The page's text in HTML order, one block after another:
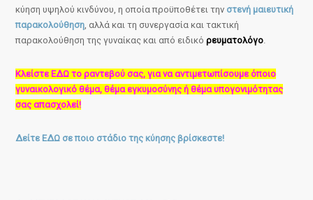
κύηση υψηλού κινδύνου, η οποία προϋποθέτει την στενή μαιευτική
παρακολούθηση, αλλά και τη συνεργασία και τακτική
παρακολούθηση της γυναίκας και από ειδικόρευματολόγο.
Κλείστε ΕΔΩ το ραντεβού σας, για να αντιμετωπίσουμε όποιο
γυναικολογικό θέμα, θέμα εγκυμοσύνης ή θέμα υπογονιμότητας
σας απασχολεί!
Δείτε ΕΔΩ σε ποιο στάδιο της κύησης βρίσκεστε!